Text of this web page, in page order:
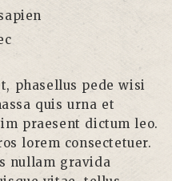
phasellus pede wisi
quis urna et
praesent dictum leo.
lorem consectetuer.
nullam gravida